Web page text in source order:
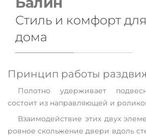
Стиль и комфорт
дома
Принцип работы
Полотно удерживает
состоит из направляющей и
Взаимодействие этих двух
ровное скольжение двери вдоль